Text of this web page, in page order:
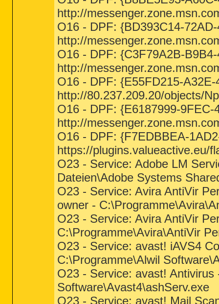
http://
O16 - DPF: {BD393C14-
http://
O16 - DPF: {C3F79A2B-
http://
O16 - DPF: {E55FD215-
http://80.237.209.20/objects/
O16 - DPF: {E6187999-
http://
O16 - DPF: {F7EDBBEA-
https://plugins.valueactive.eu/
O23 - Service: Adobe LM
Dateien\Adobe Systems
O23 - Service: Avira AntiVir
owner -
O23 - Service: Avira AntiVir
C:\Programme\Avira\AntiVir
O23 - Service: avast! iAVS4
C:\Programme\Alwil
O23 - Service: avast!
Software\Avast4\ashServ.exe
O23 - Service: avast! Mail